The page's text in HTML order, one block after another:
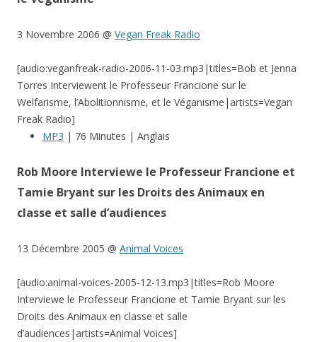
3 Novembre 2006 @ Vegan Freak Radio
[audio:veganfreak-radio-2006-11-03.mp3|titles=Bob et Jenna
Torres Interviewent le Professeur Francione sur le
Welfarisme, l’Abolitionnisme, et le Véganisme|artists=Vegan
Freak Radio]
MP3 | 76 Minutes | Anglais
Rob Moore Interviewe le Professeur Francione et
Tamie Bryant sur les Droits des Animaux en
classe et salle d’audiences
13 Décembre 2005 @ Animal Voices
[audio:animal-voices-2005-12-13.mp3|titles=Rob Moore
Interviewe le Professeur Francione et Tamie Bryant sur les
Droits des Animaux en classe et salle
d’audiences|artists=Animal Voices]